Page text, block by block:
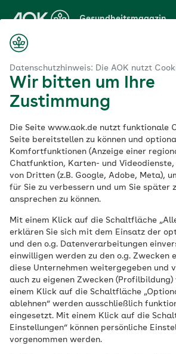
Datenschutzhinweis: Die AOK nutzt
Wir bitten um Ihre
Zustimmung
Die Seite www.aok.de nutzt funktionale
Seite bereitstellen zu können und
Komfortfunktionen (Anzeige einer
Chatfunktion, Karten- und Videodienste,
von Dritten (z.B. Google, Adobe, Meta),
für Sie zu verbessern und um Sie später
ansprechen zu können.
Mit einem Klick auf die Schaltfläche
erklären Sie sich mit dem Einsatz der
und den o.g. Datenverarbeitungen
einwilligen werden zu den o.g. Zwecken
diese Unternehmen weitergegeben und
auch zu eigenen Zwecken
einem Klick auf die Schaltfläche
ablehnen“ werden ausschließlich
eingesetzt. Mit einem Klick auf die
Einstellungen“ können persönliche
vorgenommen werden.
Hauptinhalt
springen
Gesundheitsmagazin
über 35
Veröffentlicht am:
20.05.2025
5 Minuten Lesedauer
von Dr. Nina Drexelius
Schwangere über 35 gelten
Risikoschwangere.
Risiko für verschiedene
etwas erhöht. Sie sollten
viele Sorgen machen – und
einiges dafür tun, gut durch